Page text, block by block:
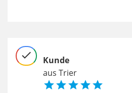
check
Kunde
aus Trier
